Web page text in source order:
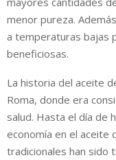
menor pureza.
a temperaturas bajas
beneficiosas.
La historia del aceite
Roma, donde era
salud. Hasta el día de
economía en el aceite
tradicionales han sido